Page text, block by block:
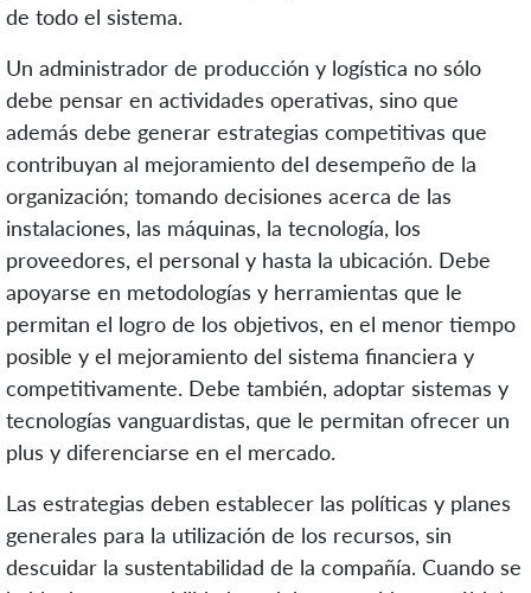
de todo el sistema.
Un administrador de producción y logística no sólo
debe pensar en actividades operativas, sino que
además debe generar estrategias competitivas que
contribuyan al mejoramiento del desempeño de la
organización; tomando decisiones acerca de las
instalaciones, las máquinas, la tecnología, los
proveedores, el personal y hasta la ubicación. Debe
apoyarse en metodologías y herramientas que le
permitan el logro de los objetivos, en el menor tiempo
posible y el mejoramiento del sistema financiera y
competitivamente. Debe también, adoptar sistemas y
tecnologías vanguardistas, que le permitan ofrecer un
plus y diferenciarse en el mercado.
Las estrategias deben establecer las políticas y planes
generales para la utilización de los recursos, sin
descuidar la sustentabilidad de la compañía. Cuando se